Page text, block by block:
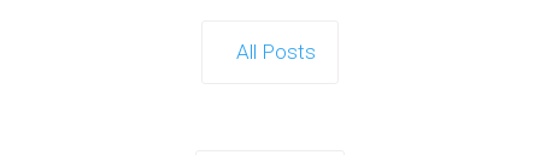
Continue reading
All Posts